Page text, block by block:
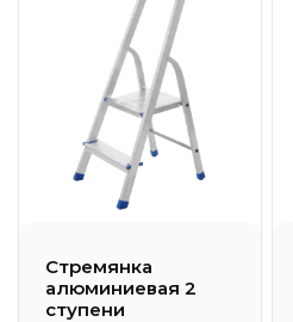
Стремянка
алюминиевая 2
ступени